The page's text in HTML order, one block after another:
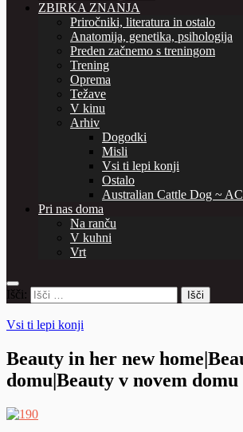
ZBIRKA ZNANJA
Priročniki, literatura in ostalo
Anatomija, genetika, psihologija
Preden začnemo s treningom
Trening
Oprema
Težave
V kinu
Arhiv
Dogodki
Misli
Vsi ti lepi konji
Ostalo
Australian Cattle Dog ~
Pri nas doma
Na ranču
V kuhni
Vrt
Išči:
Vsi ti lepi konji
Beauty in her new
domu|Beauty v novem domu